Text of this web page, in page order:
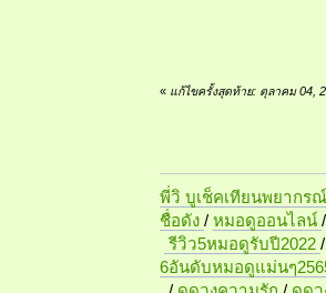
« แก้ไขครั้งสุดท้าย: ตุลาคม 04,
พี่วิ บูเช็คเทียนพยากร
ชื่อดัง / หมอดูออนไลน์
รีวิว5หมอดูรับปี2022
6อันดับหมอดูแม่นๆ